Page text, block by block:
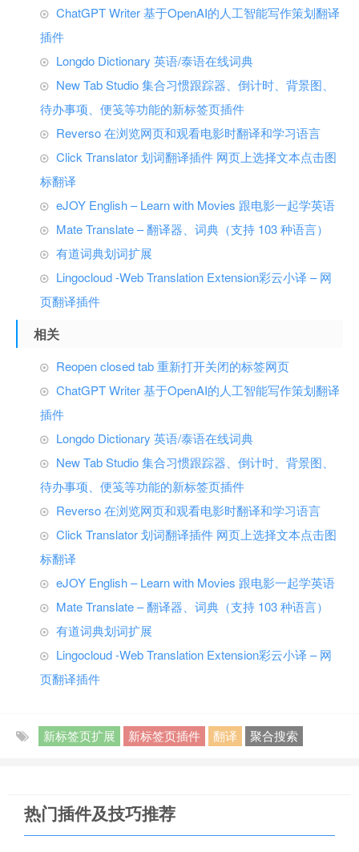
ChatGPT Writer 基于OpenAI的人工智能写作策划翻译
插件
Longdo Dictionary 英语/泰语在线词典
New Tab Studio 集合习惯跟踪器、倒计时、背景图、
待办事项、便笺等功能的新标签页插件
Reverso 在浏览网页和观看电影时翻译和学习语言
Click Translator 划词翻译插件 网页上选择文本点击图
标翻译
eJOY English – Learn with Movies 跟电影一起学英语
Mate Translate – 翻译器、词典（支持 103 种语言）
有道词典划词扩展
Lingocloud -Web Translation Extension彩云小译 – 网
页翻译插件
相关
Reopen closed tab 重新打开关闭的标签网页
ChatGPT Writer 基于OpenAI的人工智能写作策划翻译
插件
Longdo Dictionary 英语/泰语在线词典
New Tab Studio 集合习惯跟踪器、倒计时、背景图、
待办事项、便笺等功能的新标签页插件
Reverso 在浏览网页和观看电影时翻译和学习语言
Click Translator 划词翻译插件 网页上选择文本点击图
标翻译
eJOY English – Learn with Movies 跟电影一起学英语
Mate Translate – 翻译器、词典（支持 103 种语言）
有道词典划词扩展
Lingocloud -Web Translation Extension彩云小译 – 网
页翻译插件
新标签页扩展 新标签页插件 翻译 聚合搜索
热门插件及技巧推荐